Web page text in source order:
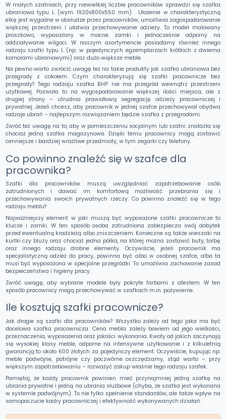
W małych szatniach, przy niewielkiej liczbie pracowników sprawdzi się szafka
ubraniowa typu L (wym. 1920x800x550 mm). Ułożenie w charakterystyczną
elkę jest wygodne w obsłudze przez pracowników, umożliwia zagospodarowanie
większej przestrzeni i ułatwia przechowywanie odzieży. To model malowany
proszkowo, wyposażony w mocne zamki i jednocześnie odporny na
oddziaływanie wilgoci. W naszym asortymencie posiadamy również innego
rodzaju szafki typu L (np. w pojedynczych egzemplarzach krótkich z dwiema
komorami ubraniowymi) oraz dużo większe meble.
Na pewno warto zwrócić uwagę też na takie produkty jak szafka ubraniowa bez
przegrody z cokołem. Czym charakteryzują się szafki pracownicze bez
przegrody? Tego rodzaju szafka BHP nie ma przegród wewnątrz przestrzeni
użytkowej. Pozwala to na wygospodarowanie większej ilości miejsca, ale z
drugiej strony – utrudnia prawidłową segregację odzieży pracowniczej i
prywatnej. Jeżeli chcesz, aby pracownik w jednej szafce przechowywał obydwa
rodzaje ubrań – najlepszym rozwiązaniem będzie szafka z przegrodami.
Zwróć też uwagę na to, aby w pomieszczeniu socjalnym lub szatni znalazła się
chociaż jedna szafka magazynowa. Dzięki temu pracownicy mogą zostawić
cenniejsze i bardziej wrażliwe przedmioty, w tym zegarki czy telefony.
Co powinno znaleźć się w szafce dla
pracownika?
Szafki dla pracowników muszą uwzględniać zapotrzebowanie osób
zatrudnionych i dawać im komfortową możliwość przebrania się i
przechowywania swoich prywatnych rzeczy. Co powinno znaleźć się w tego
rodzaju meblu?
Najważniejszy element w jaki muszą być wyposażone szafki pracownicze to
klucze i zamki. W ten sposób osoba zatrudniona zabezpiecza swój dobytek
przed ewentualną kradzieżą albo zniszczeniem. Konieczne są także wieszaki na
kurtki czy bluzy oraz chociaż jedna półka, na której można zostawić buty, torbę
oraz innego rodzaju drobne elementy. Oczywiście, jeżeli pracownik ma
specjalistyczną odzież do pracy, powinna być albo w osobnej szafce, albo ta
musi być wyposażona w specjalne przegródki. To umożliwia zachowanie zasad
bezpieczeństwa i higieny pracy.
Zwróć uwagę, aby wybrane modele były pokryte farbami z atestem. W ten
sposób pracownicy mogą przechowywać w szafkach m.in. pożywienie.
Ile kosztują szafki pracownicze?
Jak drogie są szafki dla pracowników? Wszystko zależy od tego jaka ma być
docelowa szafka pracownicza. Cena mebla zależy bowiem od jego wielkości,
przeznaczenia, wyposażenia oraz jakości wykonania. Kwoty od jakich zaczynają
się wysokiej klasy meble, odporne na intensywne użytkowanie i z kilkuletnią
gwarancją to około 600 złotych za pojedynczy element. Oczywiście, kupując np.
meble podwójne, potrójne czy poczwórne oszczędzamy, stąd warto – przy
większym zapotrzebowaniu – rozważyć zakup właśnie tego rodzaju szafek.
Pamiętaj, że każdy pracownik powinien mieć przynajmniej jedną szafkę na
ubrania prywatne i jedną na ubrania służbowe (chyba, że szafka jest wykonana
w systemie podwójnym). To nie tylko spełnienie standardów, ale także wpływ na
samopoczucie kadry pracowniczej i efektywność wykonywanych działań.